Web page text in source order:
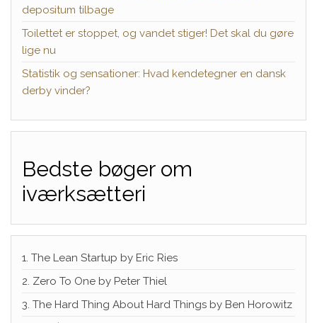
depositum tilbage
Toilettet er stoppet, og vandet stiger! Det skal du gøre
lige nu
Statistik og sensationer: Hvad kendetegner en dansk
derby vinder?
Bedste bøger om
iværksætteri
1. The Lean Startup by Eric Ries
2. Zero To One by Peter Thiel
3. The Hard Thing About Hard Things by Ben Horowitz